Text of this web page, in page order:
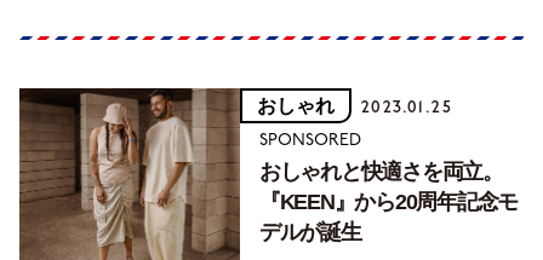
おしゃれ 2023.01.25
SPONSORED
おしゃれと快適さを両立。
『KEEN』から20周年記念モ
デルが誕生